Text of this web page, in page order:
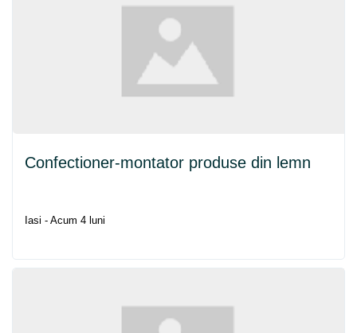
Confectioner-montator produse din lemn
Iasi - Acum 4 luni